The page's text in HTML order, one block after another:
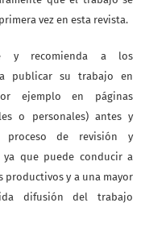
vez en esta revista.
y recomienda a los
publicar su trabajo en
ejemplo en páginas
o personales) antes y
proceso de revisión y
ya que puede conducir a
productivos y a una mayor
difusión del trabajo